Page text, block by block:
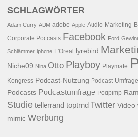
SCHLAGWÖRTER
Adam Curry ADM adobe Apple Audio-Marketing
Corporate Podcasts Facebook Ford
Schlämmer iphone L'Oreal lyrebird
Niche09 Nina Otto Playboy Playmate
Kongress Podcast-Nutzung Podcast-Umfrage
Podcasts Podcastumfrage Podpimp
Studie tellerrand toptrnd Twitter Video
mimic Werbung